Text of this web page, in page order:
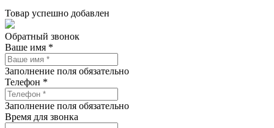
Товар успешно добавлен
Обратный звонок
Ваше имя *
Заполнение поля обязательно
Телефон *
Заполнение поля обязательно
Время для звонка